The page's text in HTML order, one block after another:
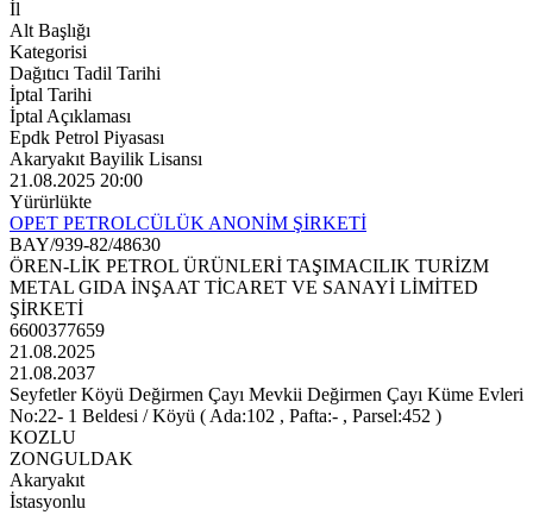
İl
Alt Başlığı
Kategorisi
Dağıtıcı Tadil Tarihi
İptal Tarihi
İptal Açıklaması
Epdk Petrol Piyasası
Akaryakıt Bayilik Lisansı
21.08.2025 20:00
Yürürlükte
OPET PETROLCÜLÜK ANONİM ŞİRKETİ
BAY/939-82/48630
ÖREN-LİK PETROL ÜRÜNLERİ TAŞIMACILIK TURİZM
METAL GIDA İNŞAAT TİCARET VE SANAYİ LİMİTED
ŞİRKETİ
6600377659
21.08.2025
21.08.2037
Seyfetler Köyü Değirmen Çayı Mevkii Değirmen Çayı Küme Evleri
No:22- 1 Beldesi / Köyü ( Ada:102 , Pafta:- , Parsel:452 )
KOZLU
ZONGULDAK
Akaryakıt
İstasyonlu